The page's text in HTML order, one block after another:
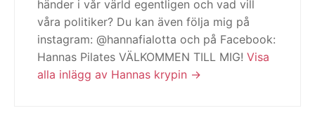
händer i vår värld egentligen och vad vill
våra politiker? Du kan även följa mig på
instagram: @hannafialotta och på Facebook:
Hannas Pilates VÄLKOMMEN TILL MIG! Visa
alla inlägg av Hannas krypin